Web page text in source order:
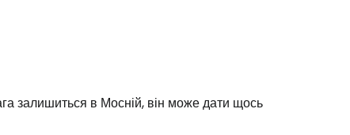
залишиться в Мосній, він може дати щось